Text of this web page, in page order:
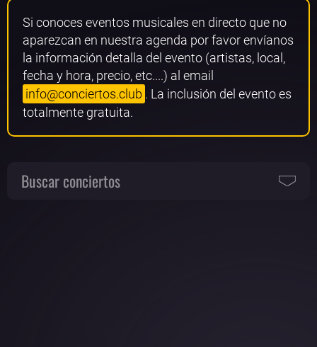
Si conoces eventos musicales en directo que no
aparezcan en nuestra agenda por favor envíanos
la información detalla del evento (artistas, local,
fecha y hora, precio, etc....) al email
info@conciertos.club . La inclusión del evento es
totalmente gratuita.
Buscar conciertos